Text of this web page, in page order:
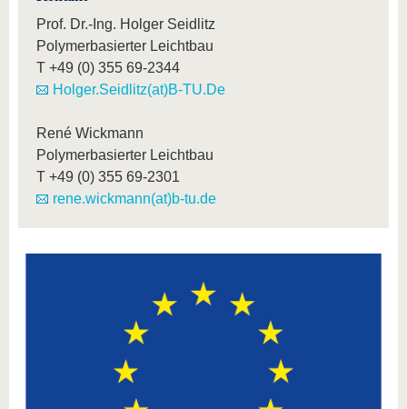
Prof. Dr.-Ing. Holger Seidlitz
Polymerbasierter Leichtbau
T +49 (0) 355 69-2344
Holger.Seidlitz(at)B-TU.De
René Wickmann
Polymerbasierter Leichtbau
T +49 (0) 355 69-2301
rene.wickmann(at)b-tu.de